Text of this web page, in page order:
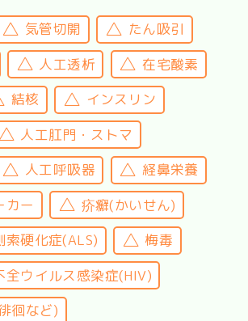
気管切開
たん吸引
人工透析
在宅酸素
結核
インスリン
人工肛門・ストマ
人工呼吸器
経鼻栄養
カー
疥癬(かいせん)
索硬化症(ALS)
梅毒
全ウイルス感染症(HIV)
徊など)